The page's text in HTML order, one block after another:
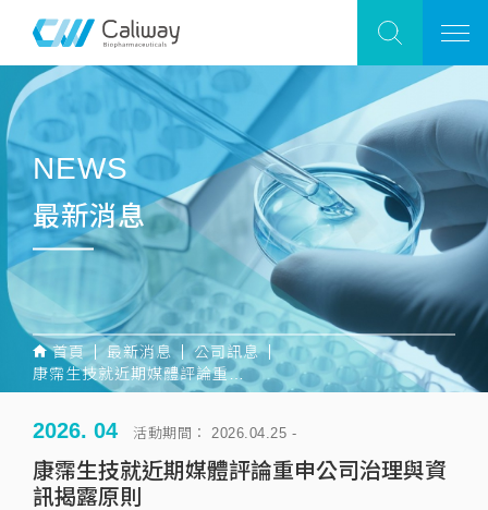
NEWS
最新消息
首頁 最新消息
公司訊息
康霈生技就近期媒體評論重申公司治理與資訊揭露原則
2026. 04 活動期間： 2026.04.25 -
康霈生技就近期媒體評論重申公司治理與資
訊揭露原則